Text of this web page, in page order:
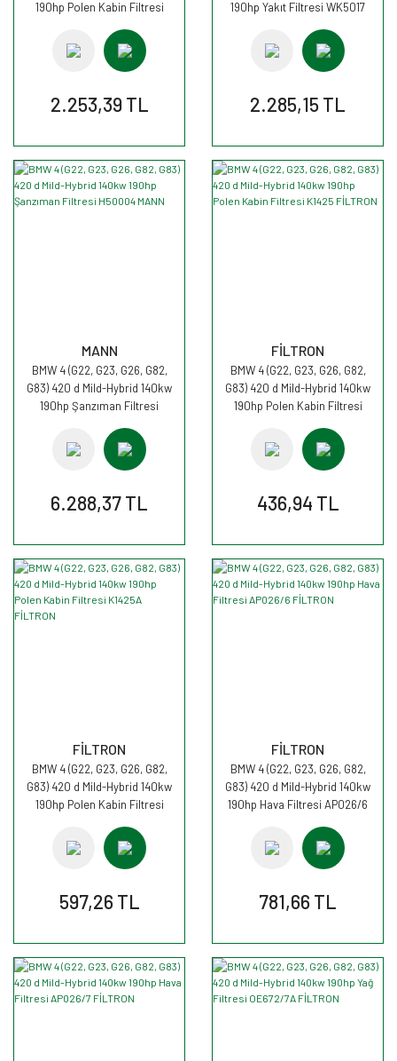
190hp Polen Kabin Filtresi
2.253,39 TL
190hp Yakıt Filtresi WK5017
2.285,15 TL
MANN
BMW 4 (G22, G23, G26, G82,
G83) 420 d Mild-Hybrid 140kw
190hp Şanzıman Filtresi
6.288,37 TL
FİLTRON
BMW 4 (G22, G23, G26, G82,
G83) 420 d Mild-Hybrid 140kw
190hp Polen Kabin Filtresi
436,94 TL
FİLTRON
BMW 4 (G22, G23, G26, G82,
G83) 420 d Mild-Hybrid 140kw
190hp Polen Kabin Filtresi
597,26 TL
FİLTRON
BMW 4 (G22, G23, G26, G82,
G83) 420 d Mild-Hybrid 140kw
190hp Hava Filtresi AP026/6
781,66 TL